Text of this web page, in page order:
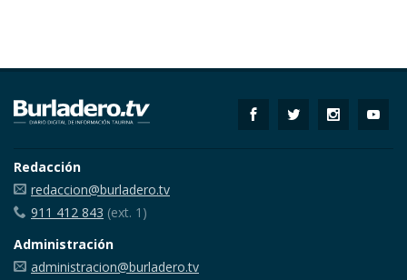
Redacción
redaccion@burladero.tv
911 412 843 (ext. 1)
Administración
administracion@burladero.tv